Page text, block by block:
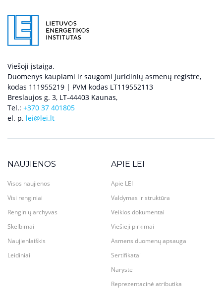
Viešoji įstaiga.
Duomenys kaupiami ir saugomi Juridinių asmenų registre,
kodas 111955219 | PVM kodas LT119552113
Breslaujos g. 3, LT-44403 Kaunas,
Tel.: +370 37 401805
el. p. lei@lei.lt
NAUJIENOS
Visos naujienos
Visi renginiai
Renginių archyvas
Skelbimai
Naujienlaiškis
Leidiniai
APIE LEI
Apie LEI
Valdymas ir struktūra
Veiklos dokumentai
Viešieji pirkimai
Asmens duomenų apsauga
Sertifikatai
Narystė
Reprezentacinė atributika